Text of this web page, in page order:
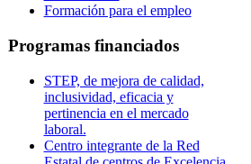
Formación para el empleo
Programas financiados
STEP, de mejora de calidad,
inclusividad, eficacia y
pertinencia en el mercado
laboral.
Centro integrante de la Red